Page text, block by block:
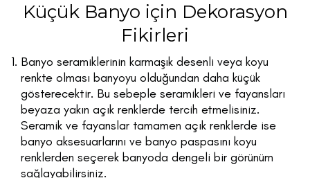
Küçük Banyo için Dekorasyon
Fikirleri
Banyo seramiklerinin karmaşık desenli veya koyu
renkte olması banyoyu olduğundan daha küçük
gösterecektir. Bu sebeple seramikleri ve fayansları
beyaza yakın açık renklerde tercih etmelisiniz.
Seramik ve fayanslar tamamen açık renklerde ise
banyo aksesuarlarını ve banyo paspasını koyu
renklerden seçerek banyoda dengeli bir görünüm
sağlayabilirsiniz.